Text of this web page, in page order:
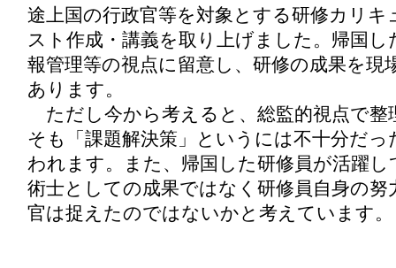
途上国の行政官等を対象とする研修カリキ
スト作成・講義を取り上げました。帰国し
報管理等の視点に留意し、研修の成果を現
あります。
ただし今から考えると、総監的視点で整
そも「課題解決策」というには不十分だ
われます。また、帰国した研修員が活躍
術士としての成果ではなく研修員自身の
官は捉えたのではないかと考えています。